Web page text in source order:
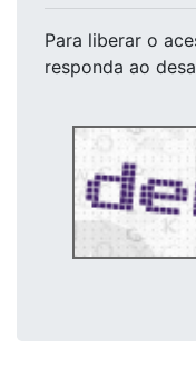
Para liberar o
responda ao